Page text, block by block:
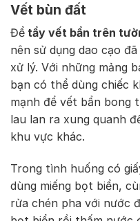
Vết bùn đất
Để tẩy vết bẩn trên
nên sử dụng dao cạo
xử lý. Với những mảng
bạn có thể dùng chiếc
mạnh để vết bẩn bong
lau lan ra xung quanh
khu vực khác.
Trong tình huống có
dùng miếng bọt biển,
rửa chén pha với nước